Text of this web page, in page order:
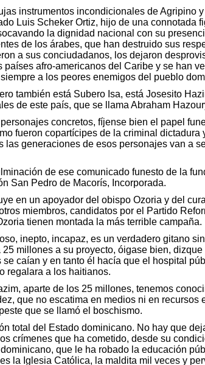
instrumentos incondicionales de Agripino
Luis Scheker Ortiz, hijo de una connotada
la dignidad nacional con su
de los árabes, que han destruido sus
a sus conciudadanos, los dejaron
afro-americanos del Caribe y se han
a los peores enemigos del pueblo
también está Subero Isa, está Josesito
de este país, que se llama Abraham
concretos, fíjense bien el papel
fueron copartícipes de la criminal
generaciones de esos personajes van a
de ese comunicado funesto de la
San Pedro de Macorís, Incorporada.
en un apoyador del obispo Ozoria y del
miembros, candidatos por el Partido
tienen montada la más terrible campaña.
inepto, incapaz, es un verdadero gitano
millones a su proyecto, óigase bien,
caían y en tanto él hacía que el hospital
regalara a los haitianos.
aparte de los 25 millones, tenemos
que no escatima en medios ni en recursos
que se llamó el boschismo.
total del Estado dominicano. No hay que
crímenes que ha cometido, desde su
que le ha robado la educación
la Iglesia Católica, la maldita mil veces y